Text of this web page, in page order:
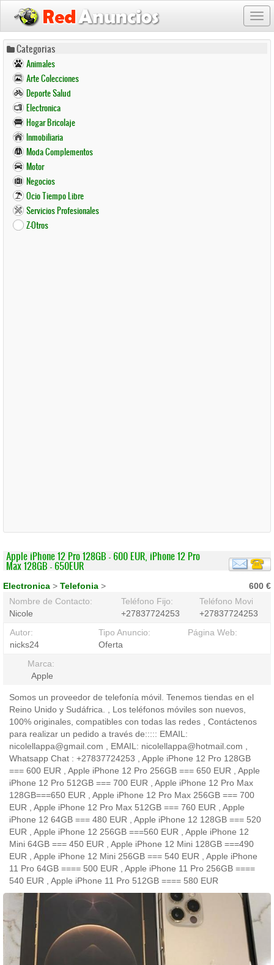
Pasar
contenido
principal
Categorias
Animales
Arte Colecciones
Deporte Salud
Electronica
Hogar Bricolaje
Inmobiliaria
Moda Complementos
Motor
Negocios
Ocio Tiempo Libre
Servicios Profesionales
Z-Otros
Apple iPhone 12 Pro 128GB - 600 EUR, iPhone 12 Pro
Max 128GB - 650EUR
600 €
Electronica > Telefonia >
Nombre de Contacto:
Nicole
Teléfono Fijo:
+27837724253
Teléfono Movil:
+27837724253
Autor:
nicks24
Tipo Anuncio:
Oferta
Página Web:
Marca:
Apple
Somos un proveedor de telefonía móvil. Tenemos tiendas en el
Reino Unido y Sudáfrica. , Los teléfonos móviles son nuevos,
100% originales, compatibles con todas las redes , Contáctenos
para realizar un pedido a través de::::: EMAIL:
nicolellappa@gmail.com , EMAIL: nicolellappa@hotmail.com ,
Whatsapp Chat : +27837724253 , Apple iPhone 12 Pro 128GB
=== 600 EUR , Apple iPhone 12 Pro 256GB === 650 EUR , Apple
iPhone 12 Pro 512GB === 700 EUR , Apple iPhone 12 Pro Max
128GB===650 EUR , Apple iPhone 12 Pro Max 256GB === 700
EUR , Apple iPhone 12 Pro Max 512GB === 760 EUR , Apple
iPhone 12 64GB === 480 EUR , Apple iPhone 12 128GB === 520
EUR , Apple iPhone 12 256GB ===560 EUR , Apple iPhone 12
Mini 64GB === 450 EUR , Apple iPhone 12 Mini 128GB ===490
EUR , Apple iPhone 12 Mini 256GB === 540 EUR , Apple iPhone
11 Pro 64GB ==== 500 EUR , Apple iPhone 11 Pro 256GB ====
540 EUR , Apple iPhone 11 Pro 512GB ==== 580 EUR